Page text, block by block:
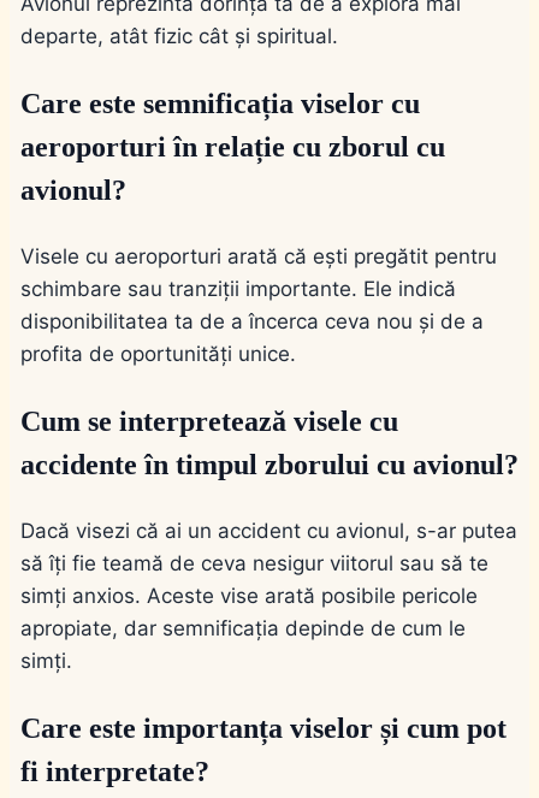
departe, atât fizic cât și spiritual.
Care este semnificația viselor cu
aeroporturi în relație cu zborul cu
avionul?
Visele cu aeroporturi arată că ești pregătit pentru
schimbare sau tranziții importante. Ele indică
disponibilitatea ta de a încerca ceva nou și de a
profita de oportunități unice.
Cum se interpretează visele cu
accidente în timpul zborului cu avionul?
Dacă visezi că ai un accident cu avionul, s-ar putea
să îți fie teamă de ceva nesigur viitorul sau să te
simți anxios. Aceste vise arată posibile pericole
apropiate, dar semnificația depinde de cum le
simți.
Care este importanța viselor și cum pot
fi interpretate?